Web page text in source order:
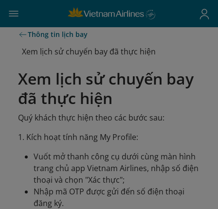
Thông tin lịch bay
Xem lịch sử chuyến bay đã thực hiện
Xem lịch sử chuyến bay
đã thực hiện
Quý khách thực hiện theo các bước sau:
1. Kích hoạt tính năng My Profile:
Vuốt mở thanh công cụ dưới cùng màn hình
trang chủ app Vietnam Airlines, nhập số điện
thoại và chọn "Xác thực";
Nhập mã OTP được gửi đến số điện thoại
đăng ký.